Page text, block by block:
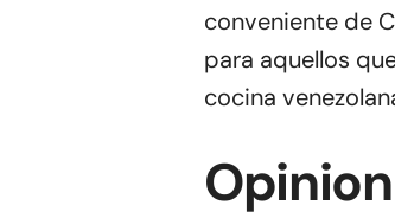
conveniente de
para aquellos
cocina